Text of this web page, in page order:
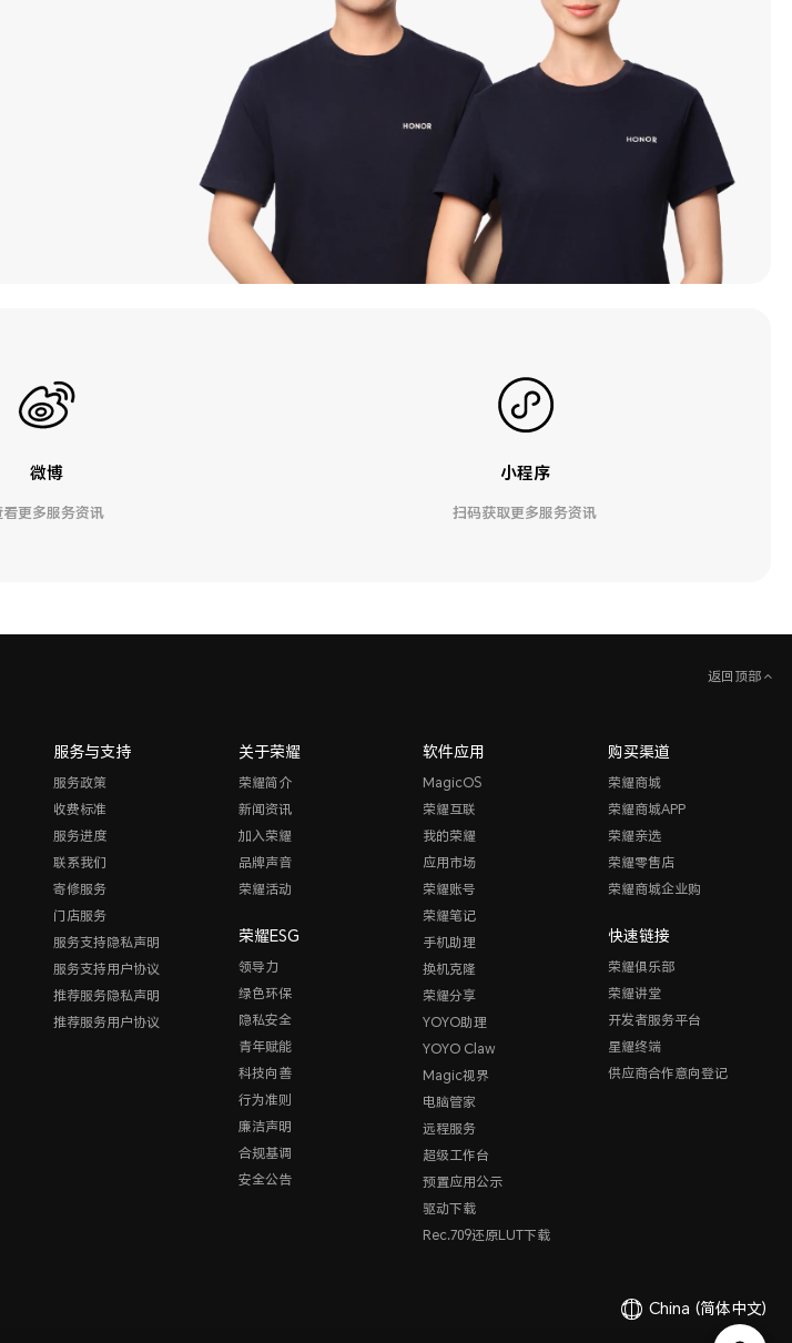
微博
看更多服务资讯
小程序
扫码获取更多服务资讯
返回顶部
服务与支持
服务政策
收费标准
服务进度
联系我们
寄修服务
门店服务
服务支持隐私声明
服务支持用户协议
推荐服务隐私声明
推荐服务用户协议
关于荣耀
荣耀简介
新闻资讯
加入荣耀
品牌声音
荣耀活动
荣耀ESG
领导力
绿色环保
隐私安全
青年赋能
科技向善
行为准则
廉洁声明
合规基调
安全公告
软件应用
MagicOS
荣耀互联
我的荣耀
应用市场
荣耀账号
荣耀笔记
手机助理
换机克隆
荣耀分享
YOYO助理
YOYO Claw
Magic视界
电脑管家
远程服务
超级工作台
预置应用公示
驱动下载
Rec.709还原LUT下载
购买渠道
荣耀商城
荣耀商城APP
荣耀亲选
荣耀零售店
荣耀商城企业购
快速链接
荣耀俱乐部
荣耀讲堂
开发者服务平台
星耀终端
供应商合作意向登记
China (简体中文)